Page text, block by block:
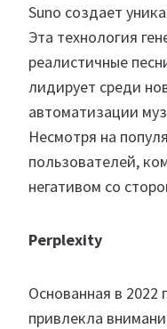
Suno создает
Эта технология
реалистичные
лидирует среди
автоматизации
Несмотря на
пользователей,
негативом со
Perplexity
Основанная в 2022
привлекла